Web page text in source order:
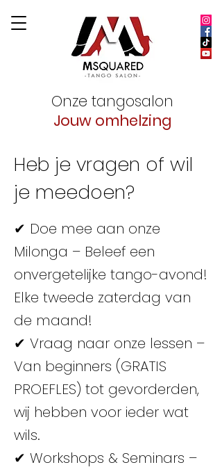
Onze tangosalon
Jouw omhelzing
Heb je vragen of wil
je meedoen?
✔ Doe mee aan onze
Milonga – Beleef een
onvergetelijke tango-avond!
Elke tweede zaterdag van
de maand!
✔ Vraag naar onze lessen –
Van beginners (GRATIS
PROEFLES) tot gevorderden,
wij hebben voor ieder wat
wils.
✔ Workshops & Seminars –